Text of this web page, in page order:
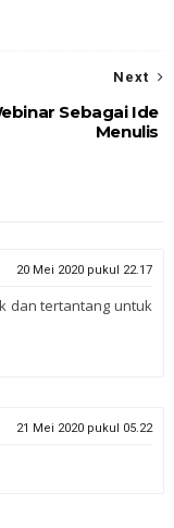
Next
Sebagai Ide
Menulis
20 Mei 2020 pukul 22.17
dan tertantang untuk
21 Mei 2020 pukul 05.22